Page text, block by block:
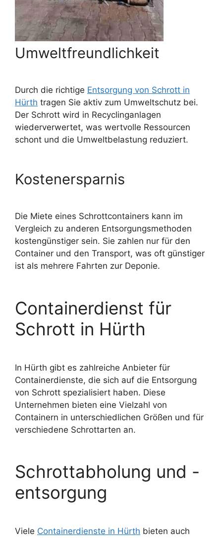
Umweltfreundlichkeit
Durch die richtige Entsorgung von Schrott in
Hürth tragen Sie aktiv zum Umweltschutz bei.
Der Schrott wird in Recyclinganlagen
wiederverwertet, was wertvolle Ressourcen
schont und die Umweltbelastung reduziert.
Kostenersparnis
Die Miete eines Schrottcontainers kann im
Vergleich zu anderen Entsorgungsmethoden
kostengünstiger sein. Sie zahlen nur für den
Container und den Transport, was oft günstiger
ist als mehrere Fahrten zur Deponie.
Containerdienst für
Schrott in Hürth
In Hürth gibt es zahlreiche Anbieter für
Containerdienste, die sich auf die Entsorgung
von Schrott spezialisiert haben. Diese
Unternehmen bieten eine Vielzahl von
Containern in unterschiedlichen Größen und für
verschiedene Schrottarten an.
Schrottabholung und -
entsorgung
Viele Containerdienste in Hürth bieten auch